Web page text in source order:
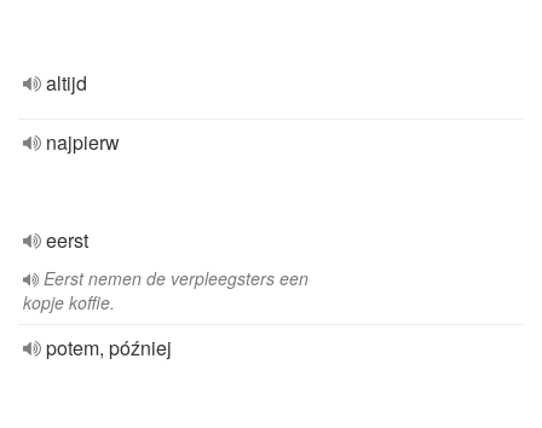
altijd
najpierw
eerst
Eerst nemen de verpleegsters een
kopje koffie.
potem, później